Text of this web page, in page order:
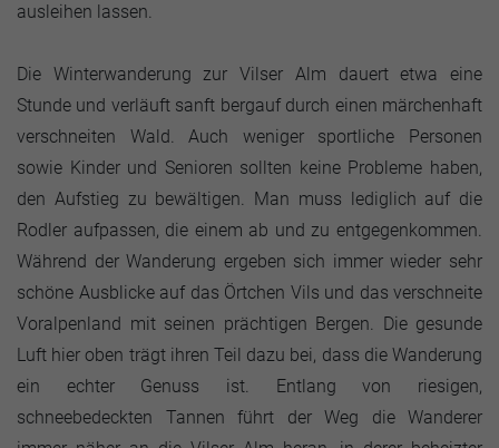
ausleihen lassen.
Die Winterwanderung zur Vilser Alm dauert etwa eine
Stunde und verläuft sanft bergauf durch einen märchenhaft
verschneiten Wald. Auch weniger sportliche Personen
sowie Kinder und Senioren sollten keine Probleme haben,
den Aufstieg zu bewältigen. Man muss lediglich auf die
Rodler aufpassen, die einem ab und zu entgegenkommen.
Während der Wanderung ergeben sich immer wieder sehr
schöne Ausblicke auf das Örtchen Vils und das verschneite
Voralpenland mit seinen prächtigen Bergen. Die gesunde
Luft hier oben trägt ihren Teil dazu bei, dass die Wanderung
ein echter Genuss ist. Entlang von riesigen,
schneebedeckten Tannen führt der Weg die Wanderer